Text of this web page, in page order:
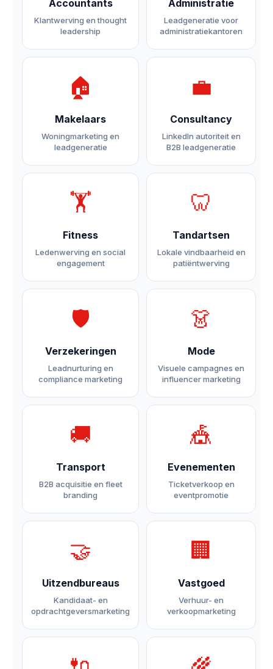
Accountants
Klantwerving en thought
leadership
Administratie
Leadgeneratie voor
administratiekantoren
🏠
Makelaars
Woningmarketing en
leadgeneratie
💼
Consultancy
LinkedIn autoriteit en
B2B leadgeneratie
🏋️
Fitness
Ledenwerving en social
engagement
🦷
Tandartsen
Lokale vindbaarheid en
patiëntwerving
🛡️
Verzekeringen
Leadnurturing en
compliance marketing
👗
Mode
Visuele campagnes en
influencer marketing
🚚
Transport
B2B acquisitie en fleet
branding
🎪
Evenementen
Ticketverkoop en
eventpromotie
🤝
Uitzendbureaus
Kandidaat- en
opdrachtgeversmarketing
🏢
Vastgoed
Verhuur- en
verkoopmarketing